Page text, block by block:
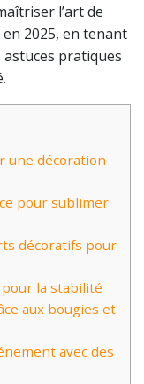
l’art de
2025, en tenant
astuces pratiques
une décoration
pour sublimer
décoratifs pour
la stabilité
aux bougies et
avec des